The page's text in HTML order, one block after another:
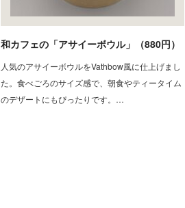
和カフェの「アサイーボウル」（880円）
人気のアサイーボウルをVathbow風に仕上げまし
た。食べごろのサイズ感で、朝食やティータイム
のデザートにもぴったりです。…